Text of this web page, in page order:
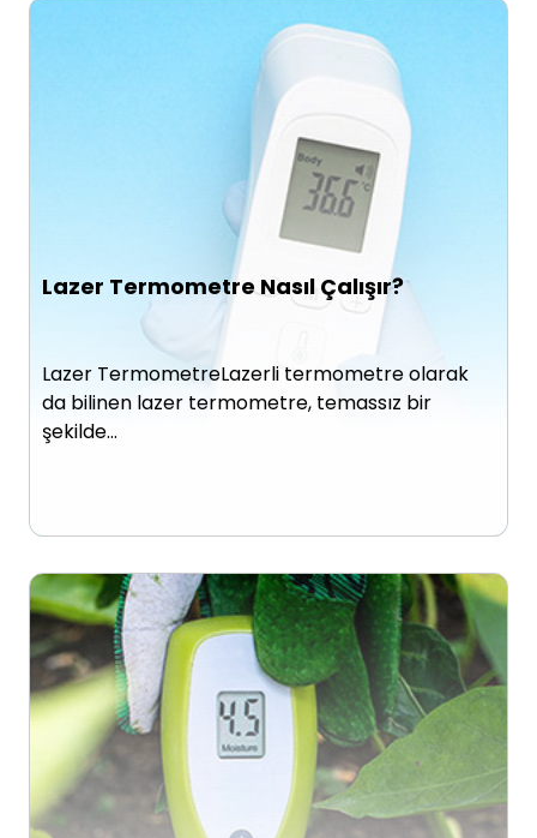
Lazer Termometre Nasıl Çalışır?
Lazer TermometreLazerli termometre olarak
da bilinen lazer termometre, temassız bir
şekilde…